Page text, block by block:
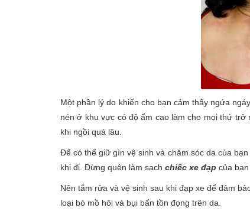
Một phần lý do khiến cho bạn cảm thấy ngứa
nén ở khu vực có độ ẩm cao làm cho mọi thứ
khi ngồi quá lâu.
Để có thể giữ gìn vệ sinh và chăm sóc da của
khi đi. Đừng quên làm sạch chiếc xe đạp của
Nên tắm rửa và vệ sinh sau khi đạp xe để đảm
loại bỏ mồ hôi và bụi bẩn tồn đọng trên da.